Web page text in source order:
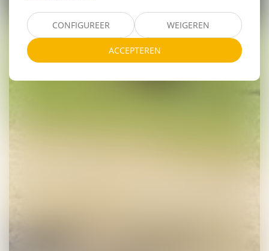
CONFIGUREER WEIGEREN
ACCEPTEREN